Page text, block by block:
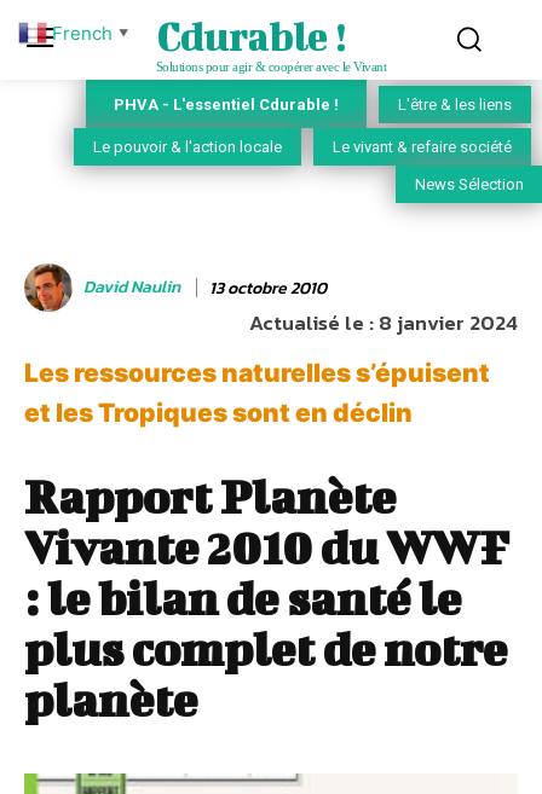
Cdurable !
Solutions pour agir & coopérer avec le Vivant
PHVA - L'essentiel Cdurable ! L'être & les liens
Le pouvoir & l'action locale Le vivant & refaire société
News Sélection
David Naulin 13 octobre 2010
Actualisé le :8 janvier 2024
Les ressources naturelles s’épuisent
et les Tropiques sont en déclin
Rapport Planète
Vivante 2010 du WWF
: le bilan de santé le
plus complet de notre
planète
French ▼